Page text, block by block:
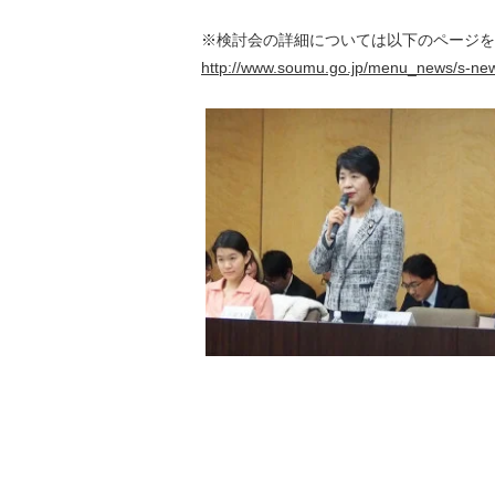
※検討会の詳細については以下のページを
http://www.soumu.go.jp/menu_news/s-